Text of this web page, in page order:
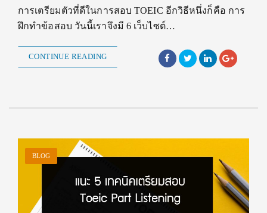
การเตรียมตัวที่ดีในการสอบ TOEIC อีกวิธีหนึ่งก็คือ การ
ฝึกทำข้อสอบ วันนี้เราจึงมี 6 เว็บไซต์…
CONTINUE READING
BLOG